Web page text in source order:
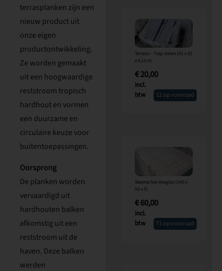
terrasplanken zijn een
nieuw product uit
onze eigen
productontwikkeling.
Ze worden gemaakt
uit een hoogwaardige
reststroom tropisch
hardhout en vormen
een duurzame en
circulaire keuze voor
buitentoepassingen.
Oorsprong
De planken worden
vervaardigd uit
hardhouten balken
afkomstig uit een
reststroom uit de
haven. Deze balken
werden
Terrazo – Trap delen (92 x 30
x 6,1)cm
€20,00
incl.
btw
12 op voorraad
Steenschot douglas (140 x
95 x 5)
€60,00
incl.
btw
71 op voorraad